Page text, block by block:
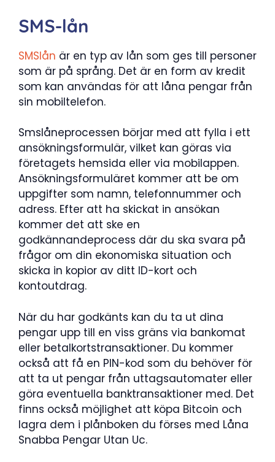
SMS-lån
SMSlån är en typ av lån som ges till personer
som är på språng. Det är en form av kredit
som kan användas för att låna pengar från
sin mobiltelefon.
Smslåneprocessen börjar med att fylla i ett
ansökningsformulär, vilket kan göras via
företagets hemsida eller via mobilappen.
Ansökningsformuläret kommer att be om
uppgifter som namn, telefonnummer och
adress. Efter att ha skickat in ansökan
kommer det att ske en
godkännandeprocess där du ska svara på
frågor om din ekonomiska situation och
skicka in kopior av ditt ID-kort och
kontoutdrag.
När du har godkänts kan du ta ut dina
pengar upp till en viss gräns via bankomat
eller betalkortstransaktioner. Du kommer
också att få en PIN-kod som du behöver för
att ta ut pengar från uttagsautomater eller
göra eventuella banktransaktioner med. Det
finns också möjlighet att köpa Bitcoin och
lagra dem i plånboken du förses med Låna
Snabba Pengar Utan Uc.